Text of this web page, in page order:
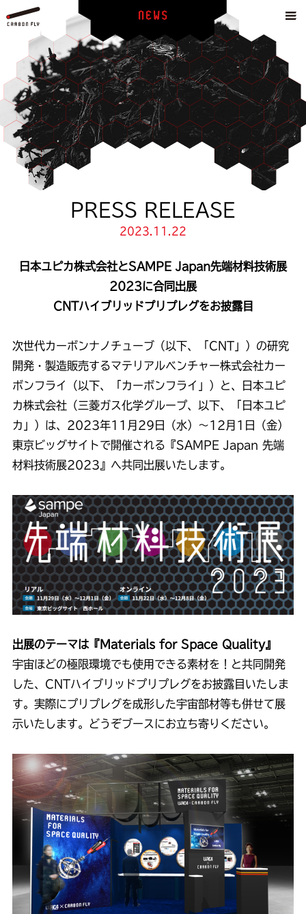
PRESS RELEASE
2023.11.22
日本ユピカ株式会社とSAMPE Japan先端材料技術展
2023に合同出展
CNTハイブリッドプリプレグをお披露目
次世代カーボンナノチューブ（以下、「CNT」）の研究
開発・製造販売するマテリアルベンチャー株式会社カー
ボンフライ（以下、「カーボンフライ」）と、日本ユピ
カ株式会社（三菱ガス化学グループ、以下、「日本ユピ
カ」）は、2023年11月29日（水）～12月1日（金）
東京ビッグサイトで開催される『SAMPE Japan 先端
材料技術展2023』へ共同出展いたします。
出展のテーマは『Materials for Space Quality』
宇宙ほどの極限環境でも使用できる素材を！と共同開発
した、CNTハイブリッドプリプレグをお披露目いたしま
す。実際にプリプレグを成形した宇宙部材等も併せて展
示いたします。どうぞブースにお立ち寄りください。